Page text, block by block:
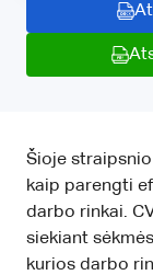
Šioje
kaip parengti
darbo rinkai.
siekiant
kurios darbo